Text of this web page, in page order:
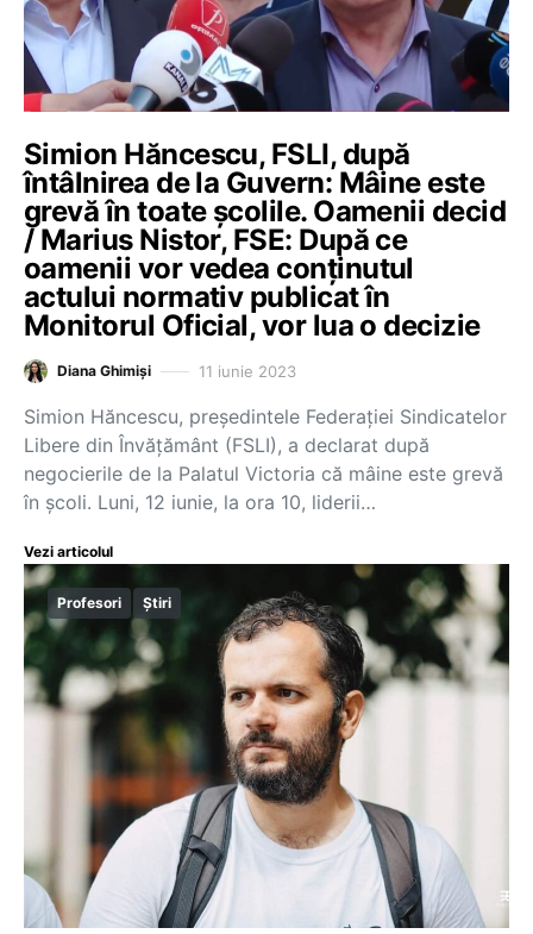
Simion Hăncescu, FSLI, după
întâlnirea de la Guvern: Mâine este
grevă în toate școlile. Oamenii decid
/ Marius Nistor, FSE: După ce
oamenii vor vedea conținutul
actului normativ publicat în
Monitorul Oficial, vor lua o decizie
Diana Ghimiși 11 iunie 2023
Simion Hăncescu, președintele Federației Sindicatelor
Libere din Învățământ (FSLI), a declarat după
negocierile de la Palatul Victoria că mâine este grevă
în școli. Luni, 12 iunie, la ora 10, liderii…
Vezi articolul
Profesori Știri